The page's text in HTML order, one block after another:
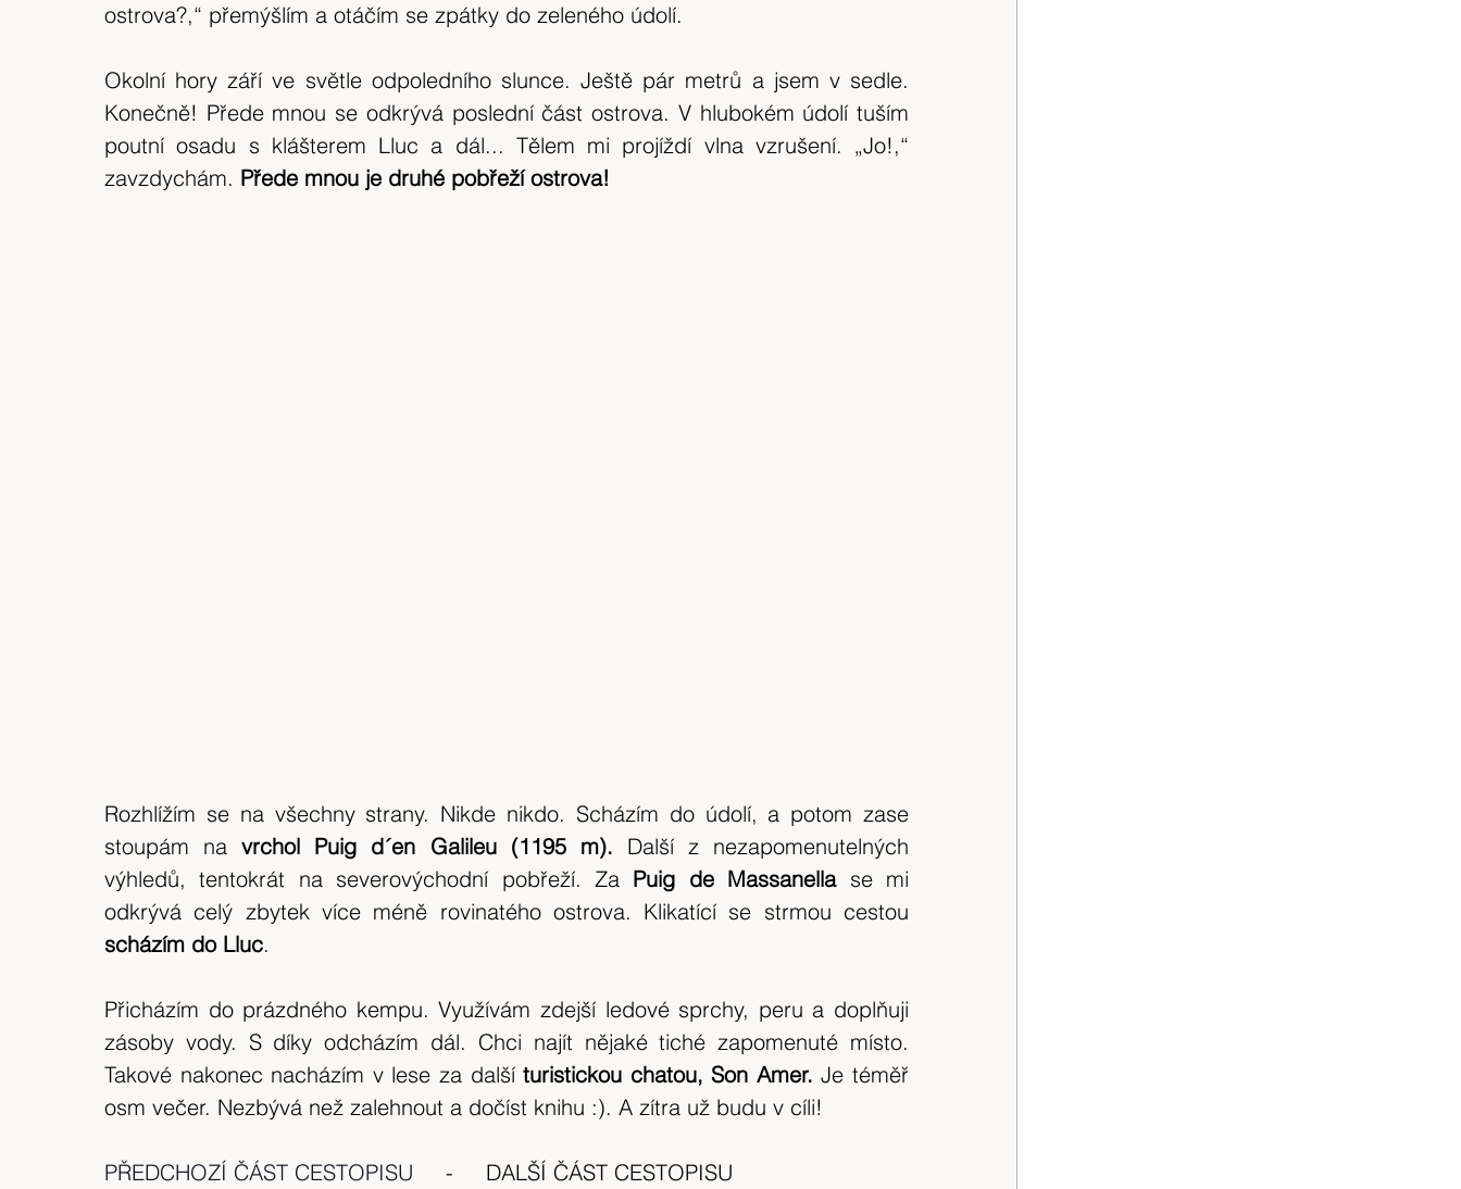
ostrova?,“ přemýšlím a otáčím se zpátky do zeleného údolí.
Okolní hory září ve světle odpoledního slunce. Ještě pár metrů a jsem v sedle.
Konečně! Přede mnou se odkrývá poslední část ostrova. V hlubokém údolí tuším
poutní osadu s klášterem Lluc a dál... Tělem mi projíždí vlna vzrušení. „Jo!,“
zavzdychám. Přede mnou je druhé pobřeží ostrova!
Rozhlížím se na všechny strany. Nikde nikdo. Scházím do údolí, a potom zase
stoupám na vrchol Puig d´en Galileu (1195 m). Další z nezapomenutelných
výhledů, tentokrát na severovýchodní pobřeží. Za Puig de Massanella se mi
scházím do Lluc.
Přicházím do prázdného kempu. Využívám zdejší ledové sprchy, peru a doplňuji
zásoby vody. S díky odcházím dál. Chci najít nějaké tiché zapomenuté místo.
Takové nakonec nacházím v lese za další turistickou chatou, Son Amer. Je téměř
osm večer. Nezbývá než zalehnout a dočíst knihu :). A zítra už budu v cíli!
PŘEDCHOZÍ ČÁST CESTOPISU
     -     DALŠÍ ČÁST CESTOPISU